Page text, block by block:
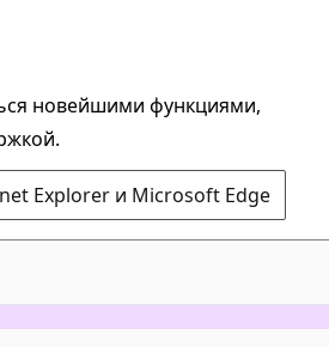
новейшими функциями,
Explorer и Microsoft Edge